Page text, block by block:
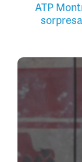
ATP